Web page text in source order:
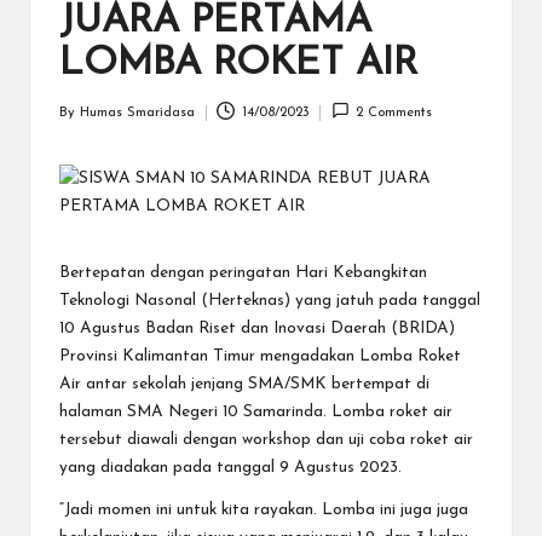
JUARA PERTAMA
LOMBA ROKET AIR
By Humas Smaridasa 14/08/2023 2 Comments
Bertepatan dengan peringatan Hari Kebangkitan
Teknologi Nasonal (Herteknas) yang jatuh pada tanggal
10 Agustus Badan Riset dan Inovasi Daerah (BRIDA)
Provinsi Kalimantan Timur mengadakan Lomba Roket
Air antar sekolah jenjang SMA/SMK bertempat di
halaman SMA Negeri 10 Samarinda. Lomba roket air
tersebut diawali dengan workshop dan uji coba roket air
yang diadakan pada tanggal 9 Agustus 2023.
“Jadi momen ini untuk kita rayakan. Lomba ini juga juga